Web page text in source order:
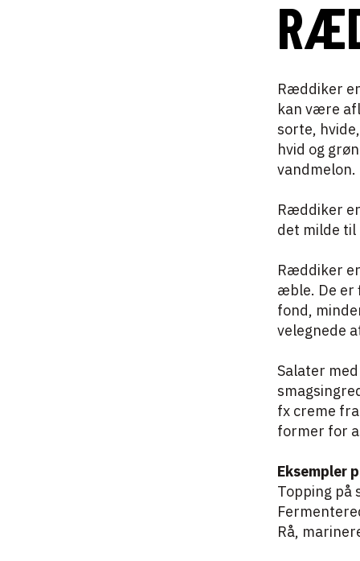
Ræddiker
kan være
sorte,
hvid og
Ræddiker
det milde
Ræddiker
æble. De er
fond,
velegnede
Salater
fx creme
former for
Eksempler
Topping på
Rå,